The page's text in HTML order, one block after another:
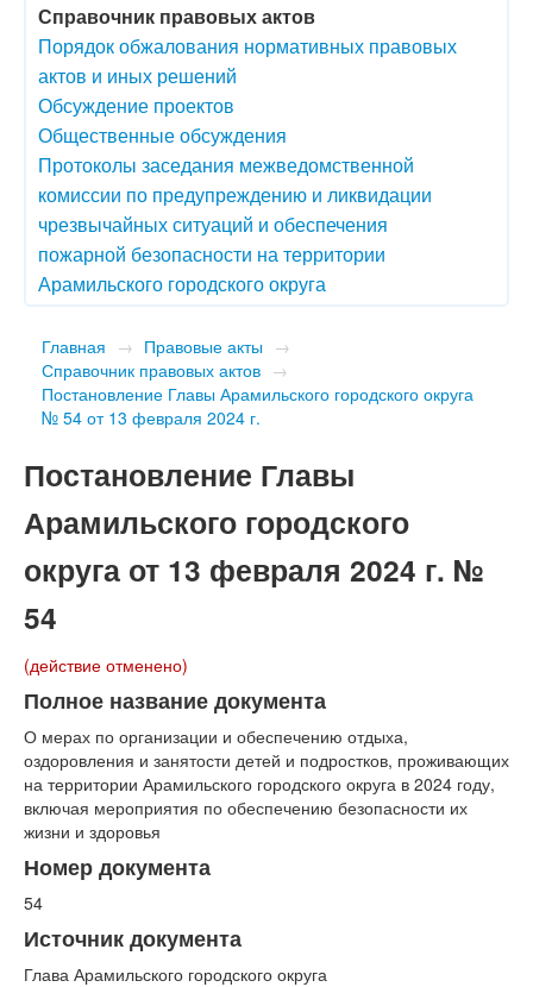
Справочник правовых актов
Порядок обжалования нормативных правовых
актов и иных решений
Обсуждение проектов
Общественные обсуждения
Протоколы заседания межведомственной
комиссии по предупреждению и ликвидации
чрезвычайных ситуаций и обеспечения
пожарной безопасности на территории
Арамильского городского округа
Главная → Правовые акты →
Справочник правовых актов →
Постановление Главы Арамильского городского округа
№ 54 от 13 февраля 2024 г.
Постановление Главы
Арамильского городского
округа от 13 февраля 2024 г. №
54
(действие отменено)
Полное название документа
О мерах по организации и обеспечению отдыха,
оздоровления и занятости детей и подростков, проживающих
на территории Арамильского городского округа в 2024 году,
включая мероприятия по обеспечению безопасности их
жизни и здоровья
Номер документа
54
Источник документа
Глава Арамильского городского округа